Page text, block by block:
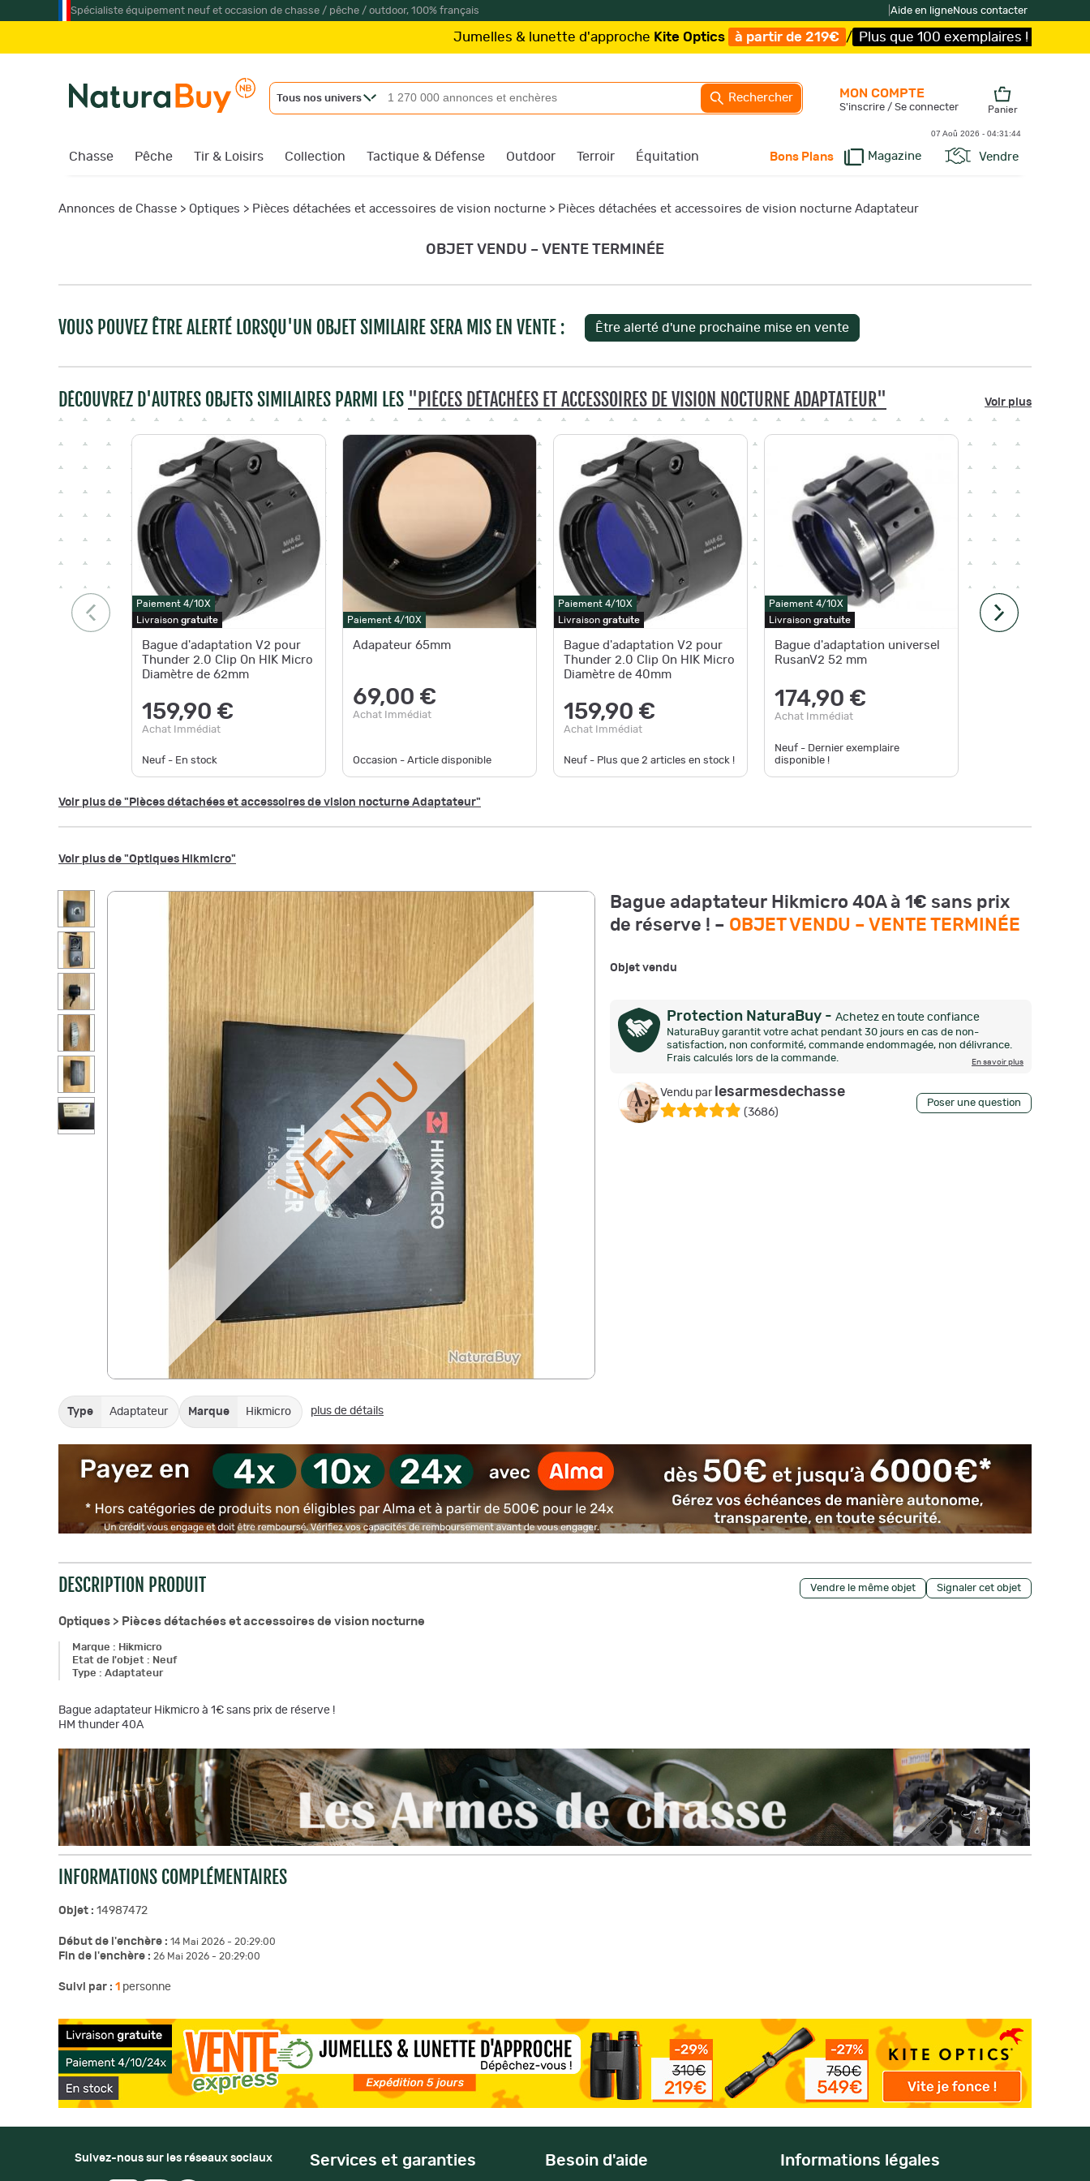
Spécialiste équipement neuf et occasion de chasse / pêche / outdoor, 100% français Aide en ligneNous contacter
Jumelles & lunette d'approcheKite Optics à partir de 219€ / Plus que 100 exemplaires ! /Livraison offerte et
Tous nos univers Rechercher
Chasse Pêche Tir & Loisirs Collection Tactique & Défense Outdoor Terroir Équitation Bons Plans Magazine Vendre
MON COMPTE
S'inscrire / Se connecter Panier
07 Aoû 2026 - 04:31:45
Annonces de Chasse > Optiques > Pièces détachées et accessoires de vision nocturne > Pièces détachées et accessoires de vision nocturne Adaptateur
OBJET VENDU – VENTE TERMINÉE
VOUS POUVEZ ÊTRE ALERTÉ LORSQU'UN OBJET SIMILAIRE SERA MIS EN VENTE :
DÉCOUVREZ D'AUTRES OBJETS SIMILAIRES PARMI LES "PIÈCES DÉTACHÉES ET ACCESSOIRES DE VISION NOCTURNE ADAPTATEUR" Voir plus
Paiement 4/10X
Livraison gratuite
Bague d'adaptation V2 pour
Thunder 2.0 Clip On HIK Micro
Diamètre de 62mm
159,90 €
Achat Immédiat
Neuf - En stock
Paiement 4/10X
Adapateur 65mm
69,00 €
Achat Immédiat
Occasion - Article disponible
Paiement 4/10X
Livraison gratuite
Bague d'adaptation V2 pour
Thunder 2.0 Clip On HIK Micro
Diamètre de 40mm
159,90 €
Achat Immédiat
Neuf - Plus que 2 articles en stock !
Paiement 4/10X
Livraison gratuite
Bague d'adaptation universel
RusanV2 52 mm
174,90 €
Achat Immédiat
Neuf - Dernier exemplaire
disponible !
Voir plus de "Pièces détachées et accessoires de vision nocturne Adaptateur"
Voir plus de "Optiques Hikmicro"
VENDU
Type Adaptateur Marque Hikmicro plus de détails
Bague adaptateur Hikmicro 40A à 1€ sans prix
de réserve ! – OBJET VENDU – VENTE TERMINÉE
Objet vendu
Protection NaturaBuy - Achetez en toute confiance
NaturaBuy garantit votre achat pendant 30 jours en cas de non-
satisfaction, non conformité, commande endommagée, non délivrance.
Frais calculés lors de la commande.
En savoir plus
Vendu par lesarmesdechasse
(3686)
Poser une question
Vendre le même objet Signaler cet objet
DESCRIPTION PRODUIT
Optiques > Pièces détachées et accessoires de vision nocturne
Marque : Hikmicro
Etat de l'objet : Neuf
Type : Adaptateur
Bague adaptateur Hikmicro à 1€ sans prix de réserve !
HM thunder 40A
INFORMATIONS COMPLÉMENTAIRES
Objet : 14987472
Début de l'enchère : 14 Mai 2026 - 20:29:00
Fin de l'enchère : 26 Mai 2026 - 20:29:00
Suivi par : 1 personne
Suivez-nous sur les réseaux sociaux Services et garanties Besoin d'aide Informations légales